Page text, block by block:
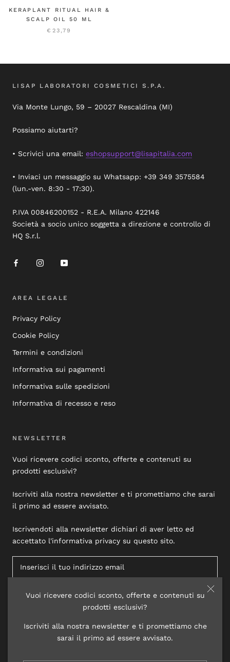
Vuoi ricevere codici sconto, offerte e contenuti su
prodotti esclusivi?
Iscriviti alla nostra newsletter e ti promettiamo che
sarai il primo ad essere avvisato.
KERAPLANT RITUAL HAIR &
SCALP OIL 50 ML
€23,79
LISAP LABORATORI COSMETICI S.P.A.
Via Monte Lungo, 59 – 20027 Rescaldina (MI)
Possiamo aiutarti?
• Scrivici una email: eshopsupport@lisapitalia.com
• Inviaci un messaggio su Whatsapp: +39 349 3575584
(lun.-ven. 8:30 - 17:30).
P.IVA 00846200152 - R.E.A. Milano 422146
Società a socio unico soggetta a direzione e controllo di
HQ S.r.l.
AREA LEGALE
Privacy Policy
Cookie Policy
Termini e condizioni
Informativa sui pagamenti
Informativa sulle spedizioni
Informativa di recesso e reso
NEWSLETTER
Vuoi ricevere codici sconto, offerte e contenuti su
prodotti esclusivi?
Iscriviti alla nostra newsletter e ti promettiamo che sarai
il primo ad essere avvisato.
Iscrivendoti alla newsletter dichiari di aver letto ed
accettato l'informativa privacy su questo sito.
ISCRIVITI